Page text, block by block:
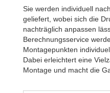
Sie werden individuell
geliefert, wobei sich die
nachträglich anpassen
Berechnungsservice
Montagepunkten
Dabei erleichtert eine
Montage und macht die